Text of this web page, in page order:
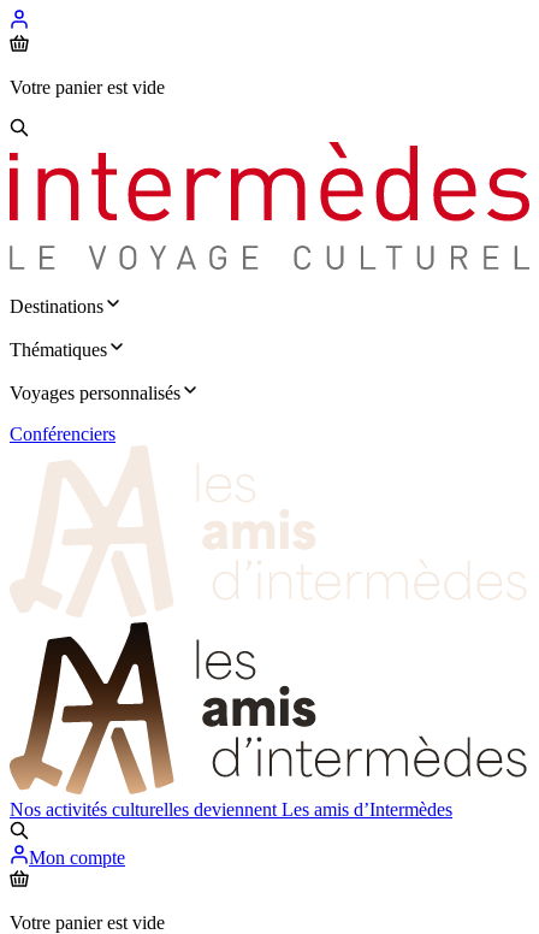
Votre panier est vide
Destinations
Thématiques
Voyages personnalisés
Conférenciers
Nos activités culturelles deviennent Les amis d’Intermèdes
Mon compte
Votre panier est vide